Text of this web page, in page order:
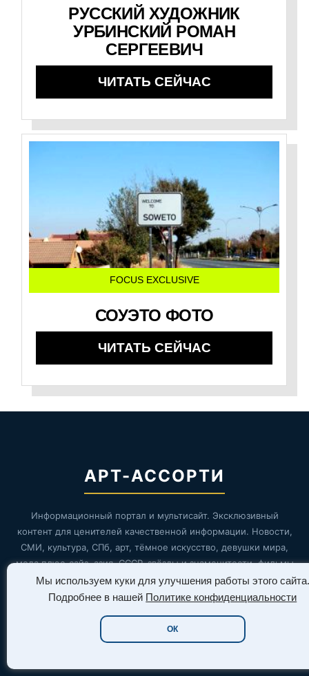
Мы используем куки для улучшения работы этого сайта.
Подробнее в нашей Политике конфиденциальности
ОК
РУССКИЙ ХУДОЖНИК
УРБИНСКИЙ РОМАН
СЕРГЕЕВИЧ
ЧИТАТЬ СЕЙЧАС
FOCUS EXCLUSIVE
СОУЭТО ФОТО
ЧИТАТЬ СЕЙЧАС
АРТ-АССОРТИ
Информационный портал и мультисайт. Эксклюзивный
контент для ценителей качественной информации. Новости,
СМИ, культура, СПб, арт, тёмное искусство, девушки мира,
мода плюс-сайз, азия, СССР, звёзды и знаменитости, фильмы
и сериалы, игры.